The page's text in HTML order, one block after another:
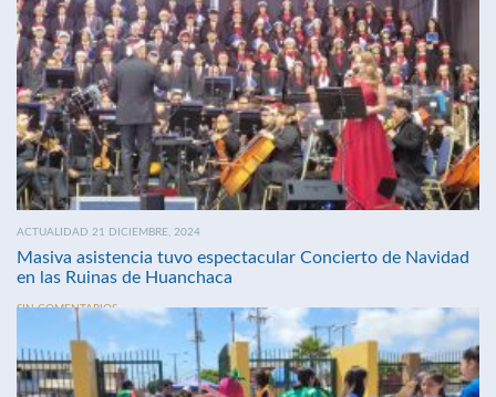
ACTUALIDAD 21 DICIEMBRE, 2024
Masiva asistencia tuvo espectacular Concierto de Navidad
en las Ruinas de Huanchaca
SIN COMENTARIOS